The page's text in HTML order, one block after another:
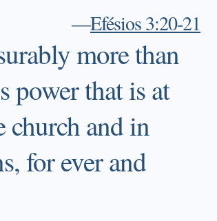
—Efésios 3:20-21
more than
power that is at
and in
for ever and